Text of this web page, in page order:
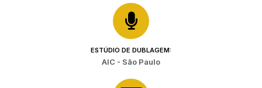
ESTÚDIO DE DUBLAGEM:
AIC - São Paulo